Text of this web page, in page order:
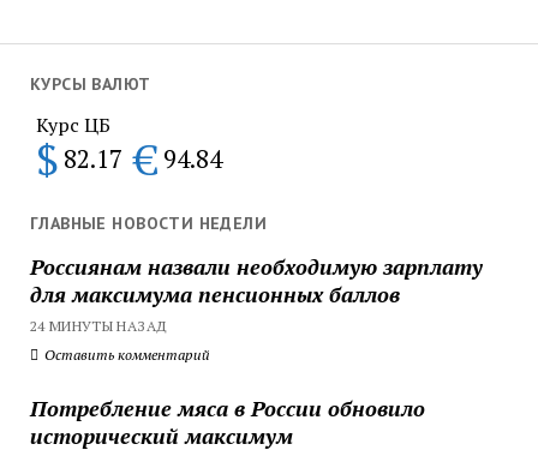
КУРСЫ ВАЛЮТ
Курс ЦБ
$ 82.17 € 94.84
ГЛАВНЫЕ НОВОСТИ НЕДЕЛИ
Россиянам назвали необходимую зарплату
для максимума пенсионных баллов
24 МИНУТЫ НАЗАД
Оставить комментарий
Потребление мяса в России обновило
исторический максимум